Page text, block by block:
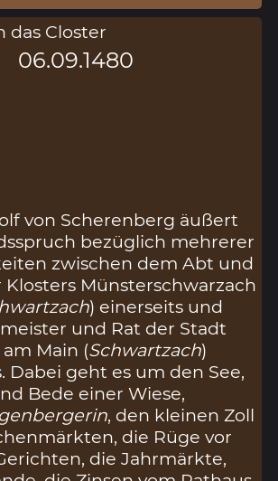
das Closter
06.09.1480
von Scherenberg äußert
bezüglich mehrerer
zwischen dem Abt und
Münsterschwarzach
) einerseits und
und Rat der Stadt
Main (Schwartzach)
Dabei geht es um den See,
Bede einer Wiese,
, den kleinen Zoll
die Rüge vor
die Jahrmärkte,